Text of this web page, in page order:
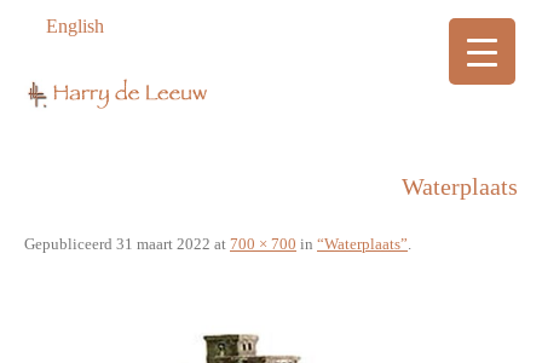
English
Waterplaats
Gepubliceerd 31 maart 2022 at 700 × 700 in “Waterplaats”.